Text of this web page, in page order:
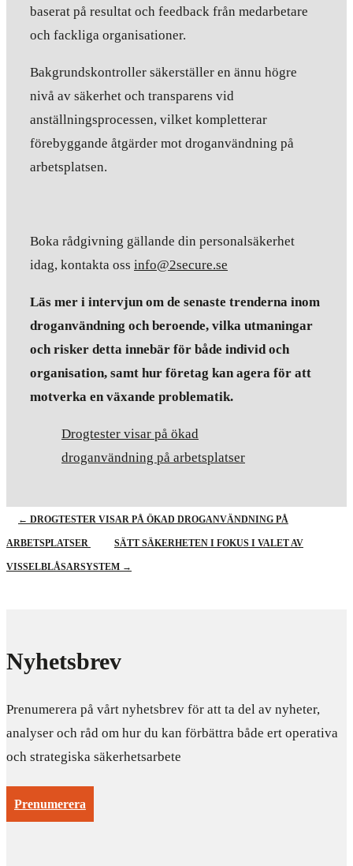
baserat på resultat och feedback från medarbetare
och fackliga organisationer.
Bakgrundskontroller säkerställer en ännu högre
nivå av säkerhet och transparens vid
anställningsprocessen, vilket kompletterar
förebyggande åtgärder mot droganvändning på
arbetsplatsen.
Boka rådgivning gällande din personalsäkerhet
idag, kontakta oss info@2secure.se
Läs mer i intervjun om de senaste trenderna inom
droganvändning och beroende, vilka utmaningar
och risker detta innebär för både individ och
organisation, samt hur företag kan agera för att
motverka en växande problematik.
Drogtester visar på ökad
droganvändning på arbetsplatser
← DROGTESTER VISAR PÅ ÖKAD DROGANVÄNDNING PÅ
ARBETSPLATSER SÄTT SÄKERHETEN I FOKUS I VALET AV
VISSELBLÅSARSYSTEM →
Nyhetsbrev
Prenumerera på vårt nyhetsbrev för att ta del av nyheter,
analyser och råd om hur du kan förbättra både ert operativa
och strategiska säkerhetsarbete
Prenumerera